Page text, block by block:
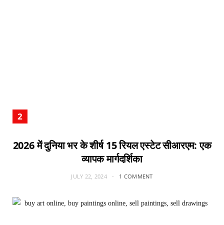
2026 में दुनिया भर के शीर्ष 15 रियल एस्टेट सीआरएम: एक
व्यापक मार्गदर्शिका
JULY 22, 2024 1 COMMENT